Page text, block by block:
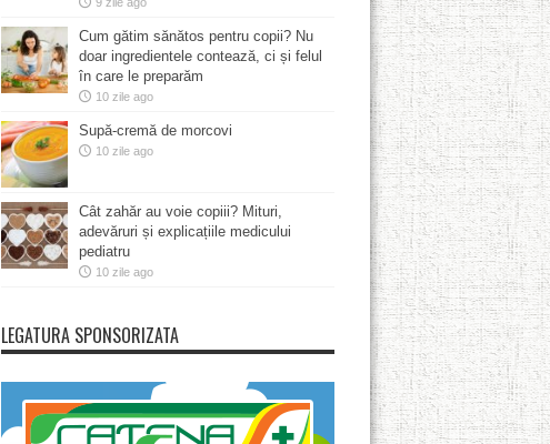
Cum gătim sănătos pentru copii? Nu
doar ingredientele contează, ci și felul
în care le preparăm
10 zile ago
Supă-cremă de morcovi
10 zile ago
Cât zahăr au voie copiii? Mituri,
adevăruri și explicațiile medicului
pediatru
10 zile ago
LEGATURA SPONSORIZATA